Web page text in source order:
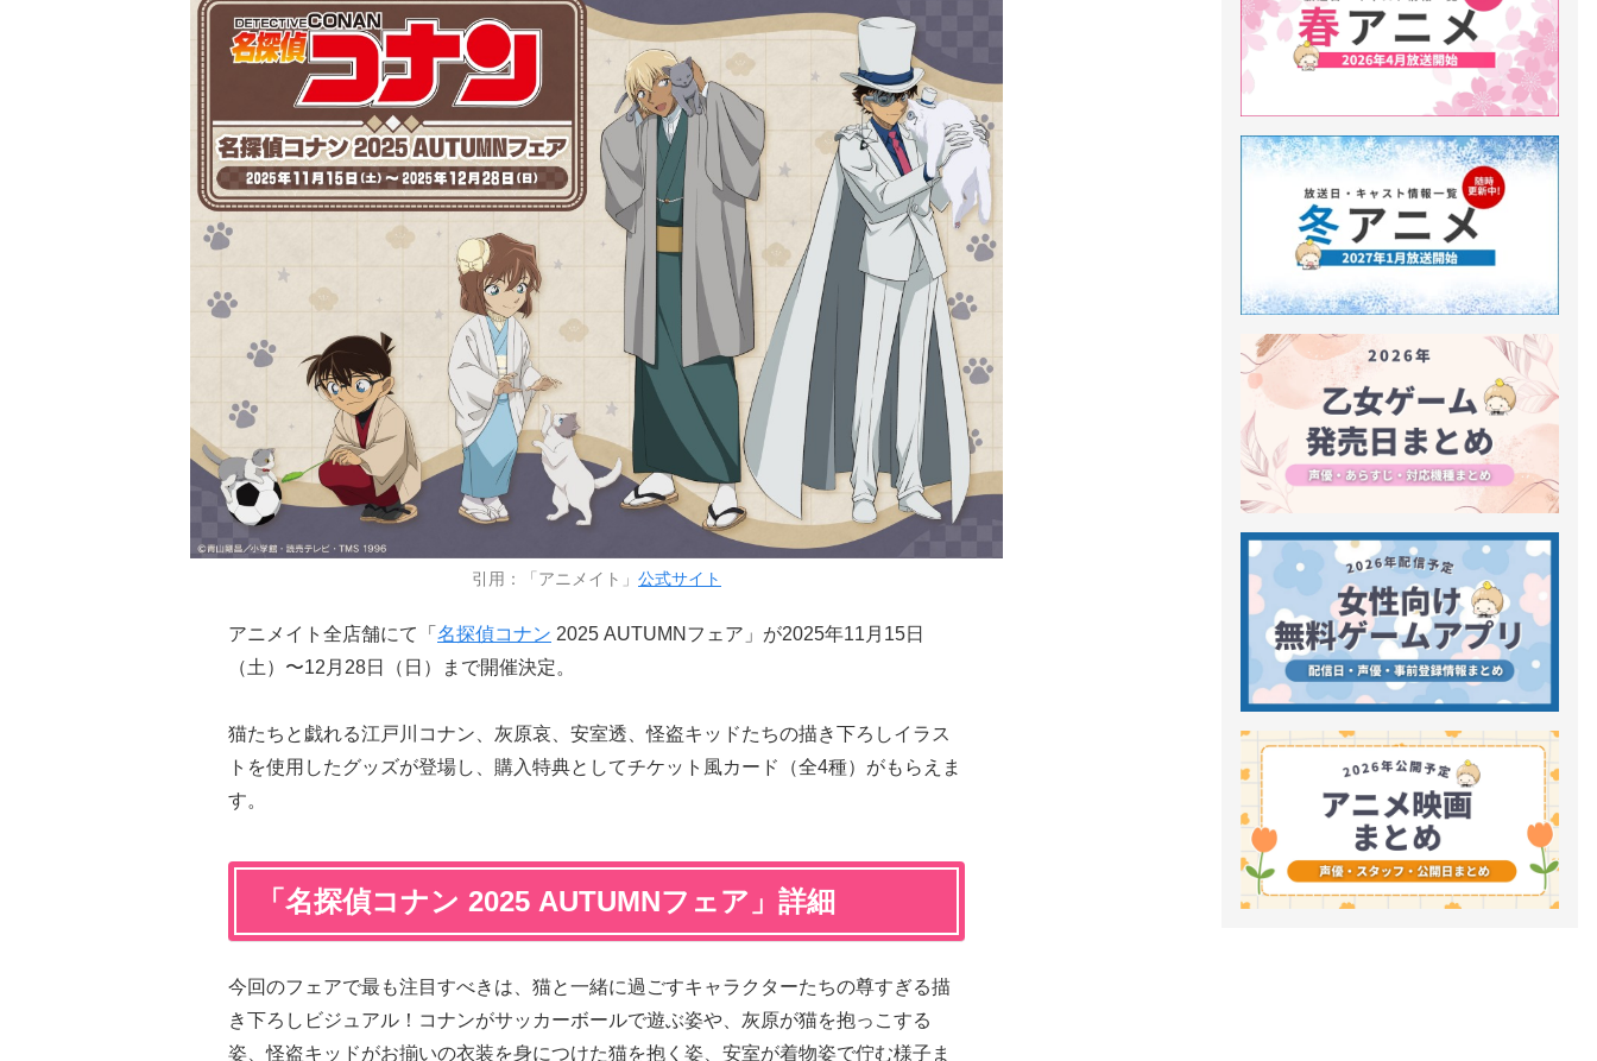
引用：「アニメイト」 公式サイト
アニメイト全店舗にて「 名探偵コナン 2025 AUTUMNフェア」が2025年11月15日
（土）〜12月28日（日）まで開催決定。
猫たちと戯れる江戸川コナン、灰原哀、安室透、怪盗キッドたちの描き下ろしイラス
トを使用したグッズが登場し、購入特典としてチケット風カード（全4種）がもらえま
す。
「名探偵コナン 2025 AUTUMNフェア」詳細
今回のフェアで最も注目すべきは、猫と一緒に過ごすキャラクターたちの尊すぎる描
き下ろしビジュアル！コナンがサッカーボールで遊ぶ姿や、灰原が猫を抱っこする
姿、怪盗キッドがお揃いの衣装を身につけた猫を抱く姿、安室が着物姿で佇む様子ま